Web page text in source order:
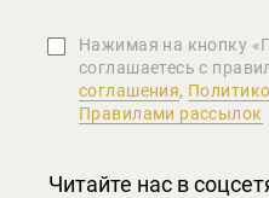
Нажимая на кнопку
соглашаетеcь с
соглашения,
Правилами рассылок
Читайте нас в